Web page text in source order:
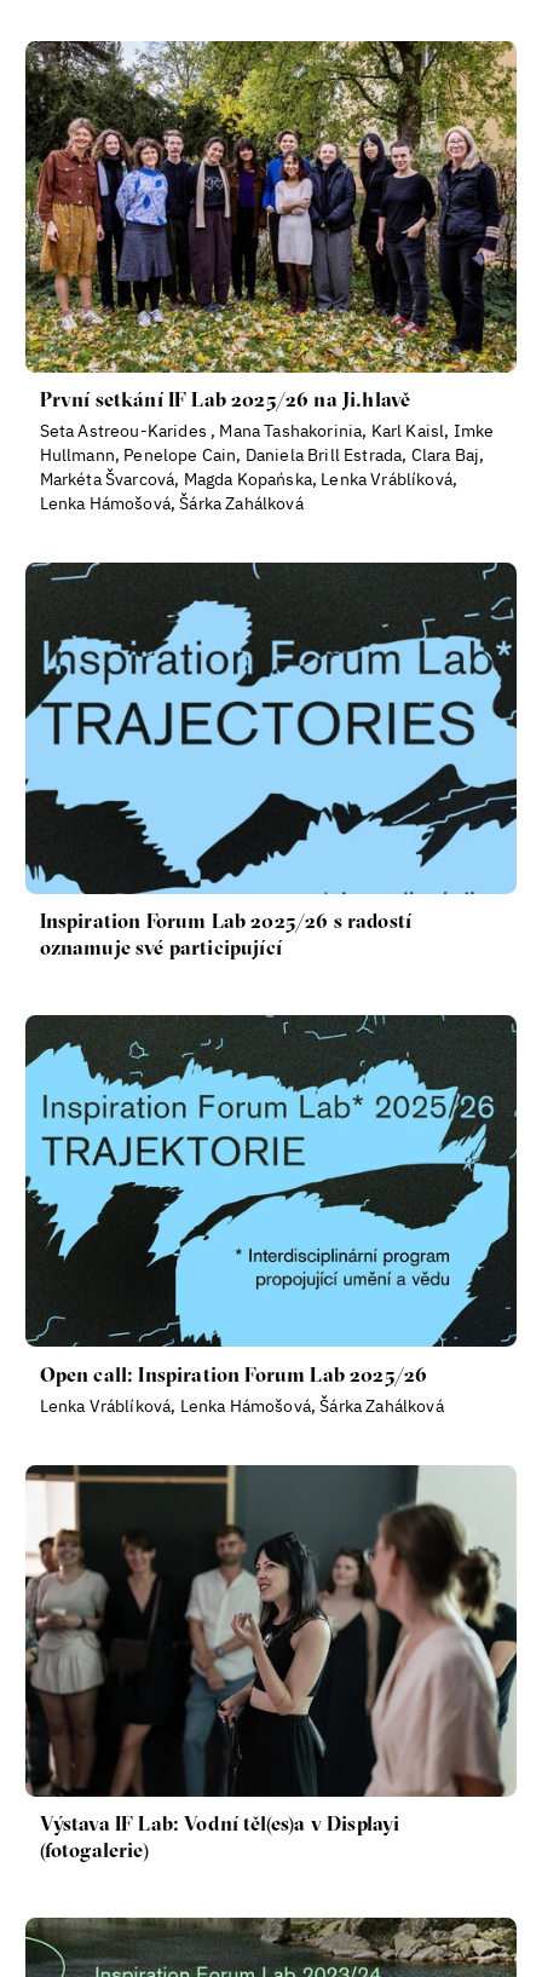
První setkání IF Lab 2025/26 na Ji.hlavě
Seta Astreou-Karides , Mana Tashakorinia, Karl Kaisl, Imke
Hullmann, Penelope Cain, Daniela Brill Estrada, Clara Baj,
Markéta Švarcová, Magda Kopańska, Lenka Vráblíková,
Lenka Hámošová, Šárka Zahálková
Inspiration Forum Lab 2025/26 s radostí
oznamuje své participující
Open call: Inspiration Forum Lab 2025/26
Lenka Vráblíková, Lenka Hámošová, Šárka Zahálková
Výstava IF Lab: Vodní těl(es)a v Displayi
(fotogalerie)